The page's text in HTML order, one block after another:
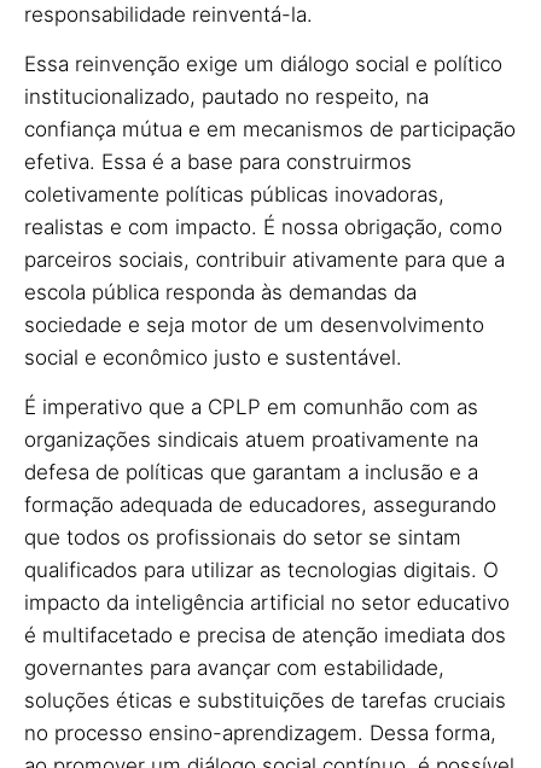
responsabilidade reinventá-la.
Essa reinvenção exige um diálogo social e político
institucionalizado, pautado no respeito, na
confiança mútua e em mecanismos de participação
efetiva. Essa é a base para construirmos
coletivamente políticas públicas inovadoras,
realistas e com impacto. É nossa obrigação, como
parceiros sociais, contribuir ativamente para que a
escola pública responda às demandas da
sociedade e seja motor de um desenvolvimento
social e econômico justo e sustentável.
É imperativo que a CPLP em comunhão com as
organizações sindicais atuem proativamente na
defesa de políticas que garantam a inclusão e a
formação adequada de educadores, assegurando
que todos os profissionais do setor se sintam
qualificados para utilizar as tecnologias digitais. O
impacto da inteligência artificial no setor educativo
é multifacetado e precisa de atenção imediata dos
governantes para avançar com estabilidade,
soluções éticas e substituições de tarefas cruciais
no processo ensino-aprendizagem. Dessa forma,